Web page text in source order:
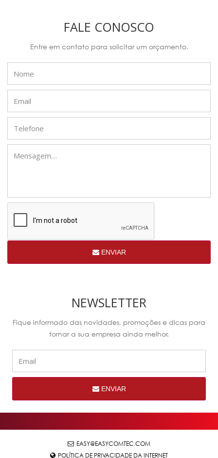
FALE CONOSCO
Entre em contato para solicitar um orçamento.
ENVIAR
NEWSLETTER
Fique informado das novidades, promoções e dicas para
tornar a sua empresa ainda melhor.
ENVIAR
EASY@EASYCOMTEC.COM
POLÍTICA DE PRIVACIDADE DA INTERNET